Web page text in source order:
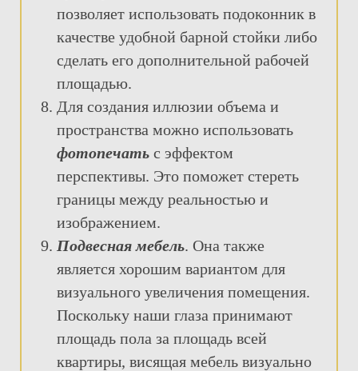
позволяет использовать подоконник в
качестве удобной барной стойки либо
сделать его дополнительной рабочей
площадью.
Для создания иллюзии объема и
пространства можно использовать
фотопечатьс эффектом
перспективы. Это поможет стереть
границы между реальностью и
изображением.
Подвесная мебель. Она также
является хорошим вариантом для
визуального увеличения помещения.
Поскольку наши глаза принимают
площадь пола за площадь всей
квартиры, висящая мебель визуально